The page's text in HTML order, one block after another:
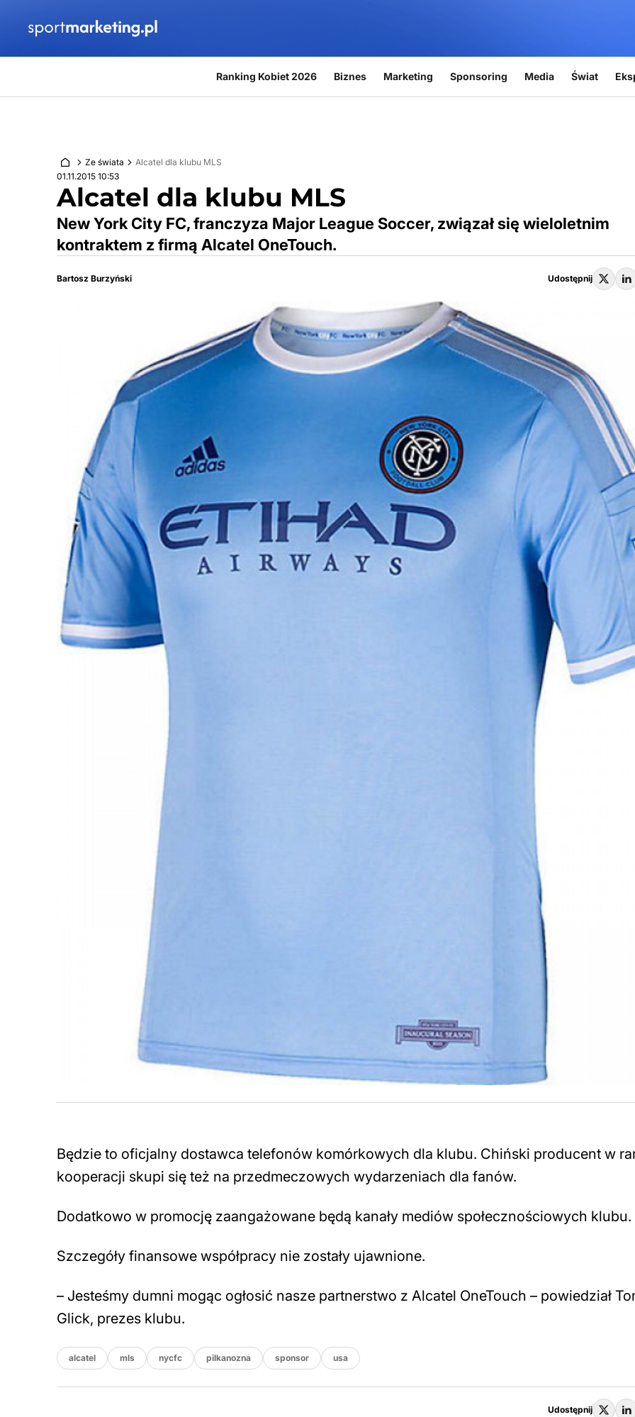
Ranking Kobiet 2026 Biznes Marketing Sponsoring Media Świat
Ze świata
Alcatel dla klubu MLS
01.11.2015 10:53
Alcatel dla klubu MLS
New York City FC, franczyza Major League Soccer, związał się wieloletnim
kontraktem z firmą Alcatel OneTouch.
Bartosz Burzyński Udostępnij
Będzie to oficjalny dostawca telefonów komórkowych dla klubu. Chiński producent w
kooperacji skupi się też na przedmeczowych wydarzeniach dla fanów.
Dodatkowo w promocję zaangażowane będą kanały mediów społecznościowych klubu.
Szczegóły finansowe współpracy nie zostały ujawnione.
– Jesteśmy dumni mogąc ogłosić nasze partnerstwo z Alcatel OneTouch – powiedział
Glick, prezes klubu.
alcatel mls nycfc pilkanozna sponsor usa
Udostępnij